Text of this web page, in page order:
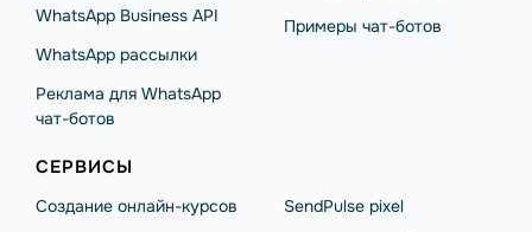
WhatsApp Business API
WhatsApp рассылки
Реклама для WhatsApp
чат-ботов
Примеры чат-ботов
СЕРВИСЫ
Создание онлайн-курсов
SendPulse pixel